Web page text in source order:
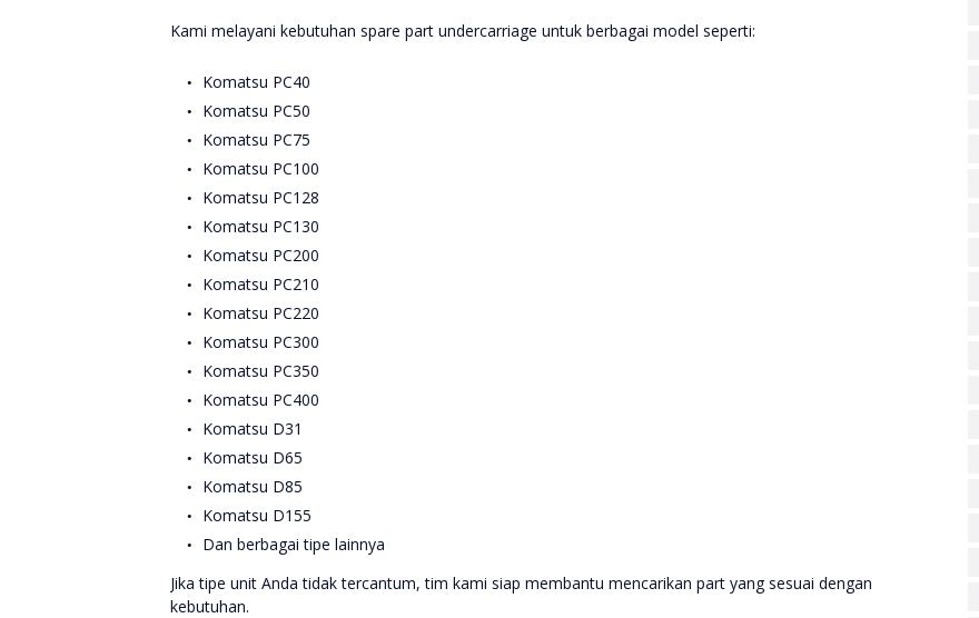
Kami melayani kebutuhan spare part undercarriage untuk berbagai model seperti:
Komatsu PC40
Komatsu PC50
Komatsu PC75
Komatsu PC100
Komatsu PC128
Komatsu PC130
Komatsu PC200
Komatsu PC210
Komatsu PC220
Komatsu PC300
Komatsu PC350
Komatsu PC400
Komatsu D31
Komatsu D65
Komatsu D85
Komatsu D155
Dan berbagai tipe lainnya
Jika tipe unit Anda tidak tercantum, tim kami siap membantu mencarikan part yang sesuai dengan
kebutuhan.